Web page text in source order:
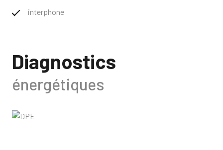
interphone
Diagnostics
énergétiques